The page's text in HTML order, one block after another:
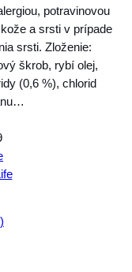
potravinovou
a srsti v prípade
srsti. Zloženie:
škrob, rybí olej,
(0,6 %), chlorid